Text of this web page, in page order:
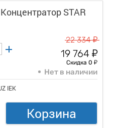
STAR
22 334у
19 764 у
Скидка 0 у
Нет в наличии
IEK
Корзина